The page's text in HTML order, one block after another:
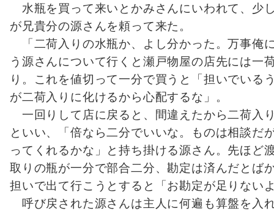
水瓶を買って来いとかみさんにいわれて、少
が兄貴分の源さんを頼って来た。
「二荷入りの水瓶か、よし分かった。万事俺
う源さんについて行くと瀬戸物屋の店先には一
り。これを値切って一分で買うと「担いでいる
が二荷入りに化けるから心配するな」。
一回りして店に戻ると、間違えたから二荷入
といい、「倍なら二分でいいな。ものは相談だ
ってくれるかな」と持ち掛ける源さん。先ほど
取りの瓶が一分で部合二分、勘定は済んだとば
担いで出て行こうとすると「お勘定が足りない
呼び戻された源さんは主人に何遍も算盤を入